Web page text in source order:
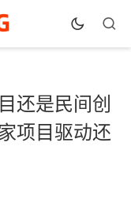
还是民间创
项目驱动还